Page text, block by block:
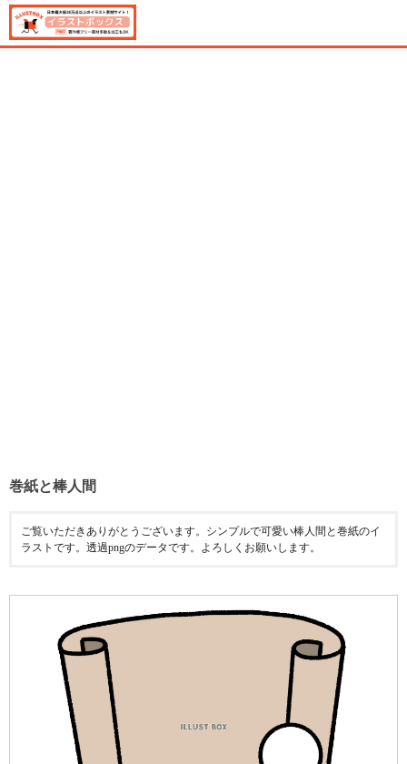
巻紙と棒人間
ご覧いただきありがとうございます。シンプルで可愛い棒人間と巻紙のイ
ラストです。透過pngのデータです。よろしくお願いします。